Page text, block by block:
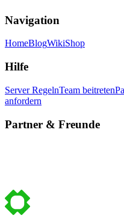
Navigation
HomeBlogWikiShop
Hilfe
Server RegelnTeam beitreten
anfordern
Partner & Freunde